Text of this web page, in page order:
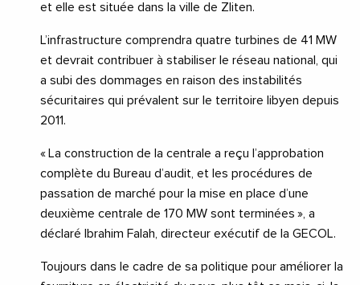
et elle est située dans la ville de Zliten.
L’infrastructure comprendra quatre turbines de 41 MW
et devrait contribuer à stabiliser le réseau national, qui
a subi des dommages en raison des instabilités
sécuritaires qui prévalent sur le territoire libyen depuis
2011.
« La construction de la centrale a reçu l’approbation
complète du Bureau d’audit, et les procédures de
passation de marché pour la mise en place d’une
deuxième centrale de 170 MW sont terminées », a
déclaré Ibrahim Falah, directeur exécutif de la GECOL.
Toujours dans le cadre de sa politique pour améliorer la